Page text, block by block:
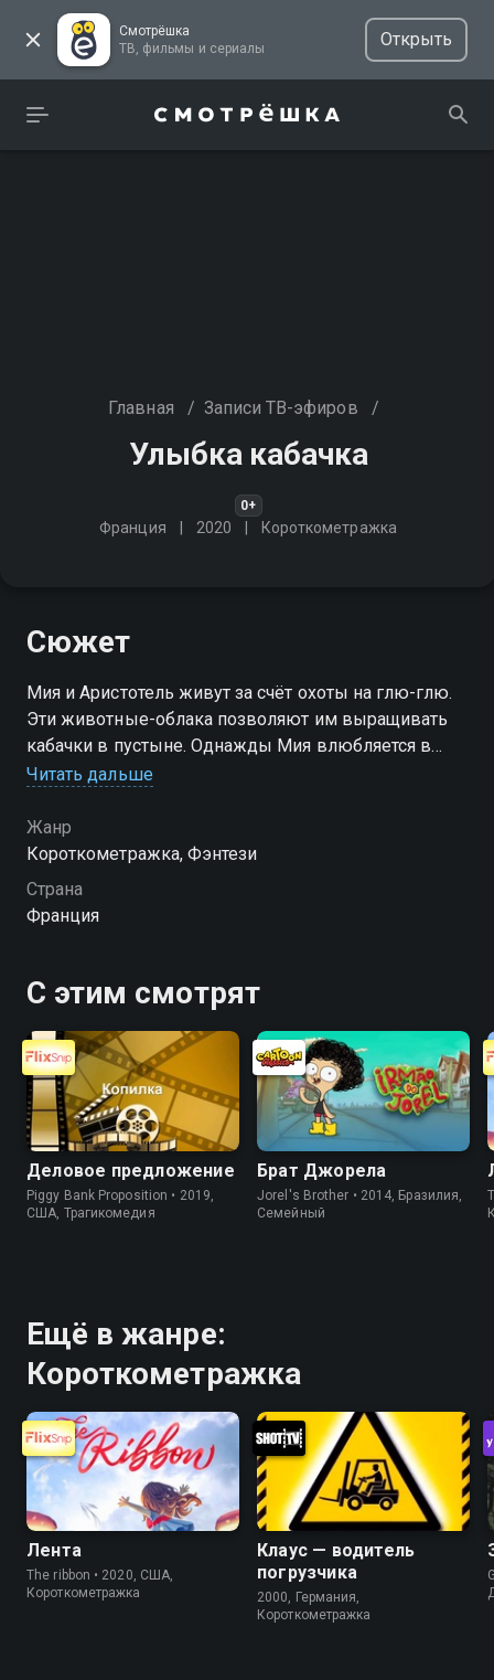
Смотрёшка
ТВ, фильмы и сериалы
Открыть
Главная / Записи ТВ-эфиров /
Улыбка кабачка
0+
Франция 2020 Короткометражка
Сюжет
Мия и Аристотель живут за счёт охоты на глю-глю.
Эти животные-облака позволяют им выращивать
кабачки в пустыне. Однажды Мия влюбляется в
одного из них
Читать дальше
Жанр
Короткометражка, Фэнтези
Страна
Франция
С этим смотрят
Деловое предложение
Piggy Bank Proposition • 2019,
США, Трагикомедия
Брат Джорела
Jorel's Brother • 2014, Бразилия,
Cемейный
Ещё в жанре:
Короткометражка
Лента
The ribbon • 2020, США,
Короткометражка
Клаус — водитель
погрузчика
2000, Германия,
Короткометражка